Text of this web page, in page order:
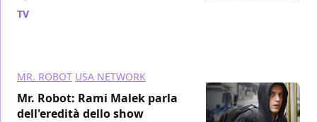
TV
MR. ROBOT USA NETWORK
Mr. Robot: Rami Malek parla
dell'eredità dello show